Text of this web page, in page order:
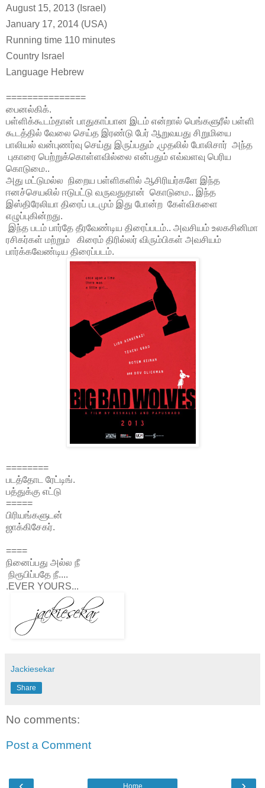
August 15, 2013 (Israel)
January 17, 2014 (USA)
Running time 110 minutes
Country Israel
Language Hebrew
===============
பைனல்கிக்.
பள்ளிக்கூடம்தான் பாதுகாப்பான இடம் என்றால் பெங்களுரீல் பள்ளி
கூடத்தில் வேலை செய்த இரண்டு பேர் ஆறுவயது சிறுமியை
பாலியல் வன்புணர்வு செய்து இருப்பதும் ,முதலில் போலிசார் அந்த
புகாரை பெற்றுக்கொள்ளவில்லை என்பதும் எவ்வளவு பெரிய
கொடுமை..
அது மட்டுமல்ல நிறைய பள்ளிகளில் ஆசிரியர்களே இந்த
ஈனச்செயலில் ஈடுபட்டு வருவதுதான் கொடுமை.. இந்த
இஸ்திரேலியா திரைப் படமும் இது போன்ற கேள்விகளை
எழுப்புகின்றது.
இந்த படம் பார்தே தீரவேண்டிய திரைப்படம்.. அவசியம் உலகசினிமா
ரசிகர்கள் மற்றும் கிரைம் திரில்லர் விரும்பிகள் அவசியம்
பார்க்கவேண்டிய திரைப்படம்.
========
படத்தோட ரேட்டிங்.
பத்துக்கு எட்டு
=====
பிரியங்களுடன்
ஜாக்கிசேகர்.
====
நினைப்பது அல்ல நீ
நிரூபிப்பதே நீ....
.EVER YOURS...
Jackiesekar
Share
No comments:
Post a Comment
Home